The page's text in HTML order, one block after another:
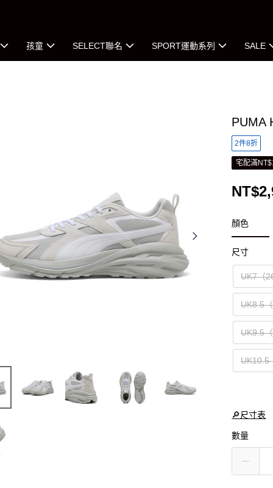
孩童 SELECT聯名 SPORT運動系列 SALE
PUMA
2件8折
宅配滿
顏色
尺寸
UK7（
UK8.5
UK9.5
UK10.5
🔎尺寸表
數量